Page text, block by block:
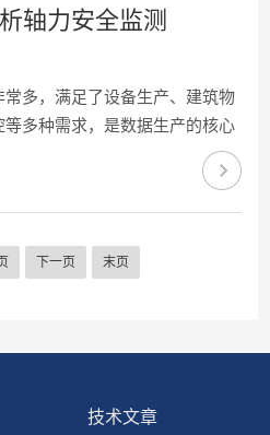
温度和压力：温度和压力的变
频导纳液位计的可靠性较高，
活动部件：射频导纳液位...
轴力安全监测
多，满足了设备生产、建筑物
多种需求，是数据生产的核心
的频繁曝光，各种设施对安全监
越高，传感器在其中当然功不可
装置，往往底层设施或者结构
下一页 末页
技术文章